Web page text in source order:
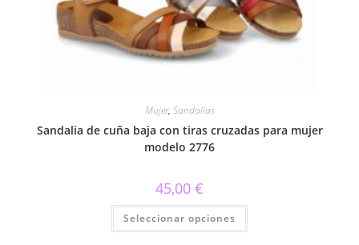
Mujer, Sandalias
Sandalia de cuña baja con tiras cruzadas para mujer
modelo 2776
45,00 €
Seleccionar opciones
Este
tiene